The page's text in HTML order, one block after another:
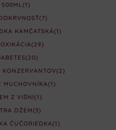
500ML(1)
(7)
KAMČATSKÁ(1)
(29)
(20)
KONZERVANTOV(2)
MUCHOVNÍKA(1)
Z VIŠNÍ(1)
DŽEM(3)
ČUČORIEDKA(1)